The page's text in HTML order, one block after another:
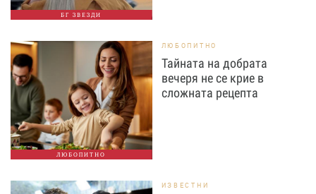
БГ ЗВЕЗДИ
ЛЮБОПИТНО
ЛЮБОПИТНО
Тайната на добрата
вечеря не се крие в
сложната рецепта
ИЗВЕСТНИ